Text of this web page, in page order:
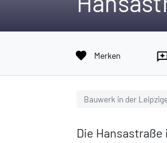
favorite Merken
Bauwerk in der
Die